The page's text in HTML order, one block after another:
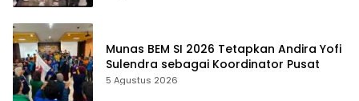
Munas BEM SI 2026 Tetapkan Andira Yofi
Sulendra sebagai Koordinator Pusat
5 Agustus 2026